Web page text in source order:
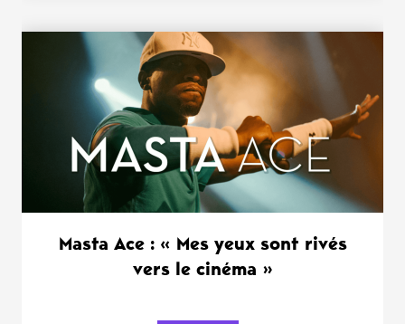
Masta Ace : « Mes yeux sont rivés
vers le cinéma »